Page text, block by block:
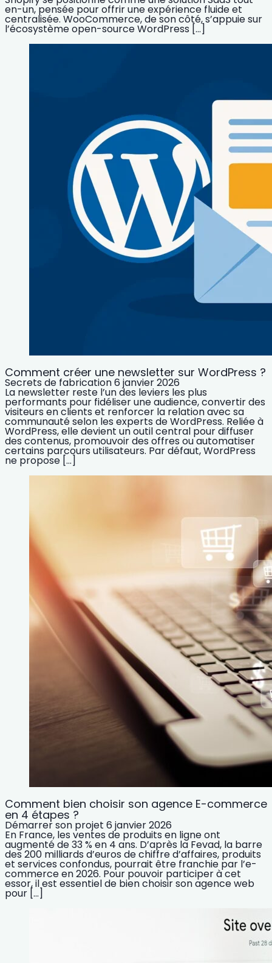
en-un, pensée pour offrir une expérience fluide et
centralisée. WooCommerce, de son côté, s’appuie sur
l’écosystème open-source WordPress […]
Comment créer une newsletter sur WordPress ?
Secrets de fabrication6 janvier 2026
La newsletter reste l’un des leviers les plus
performants pour fidéliser une audience, convertir des
visiteurs en clients et renforcer la relation avec sa
communauté selon les experts de WordPress. Reliée à
WordPress, elle devient un outil central pour diffuser
des contenus, promouvoir des offres ou automatiser
certains parcours utilisateurs. Par défaut, WordPress
ne propose […]
Comment bien choisir son agence E-commerce
en 4 étapes ?
Démarrer son projet 6 janvier 2026
En France, les ventes de produits en ligne ont
augmenté de 33 % en 4 ans. D’après la Fevad, la barre
des 200 milliards d’euros de chiffre d’affaires, produits
et services confondus, pourrait être franchie par l’e-
commerce en 2026. Pour pouvoir participer à cet
essor, il est essentiel de bien choisir son agence web
pour […]